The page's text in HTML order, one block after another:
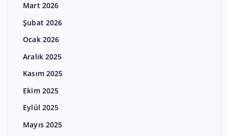
Mart 2026
Şubat 2026
Ocak 2026
Aralık 2025
Kasım 2025
Ekim 2025
Eylül 2025
Mayıs 2025